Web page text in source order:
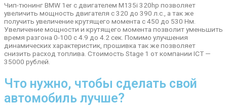
Чип-тюнинг BMW 1er с двигателем M135i 320hp позволяет
увеличить мощность двигателя с 320 до 390 л.с., а так же
получить увеличение крутящего момента с 450 до 530 Нм.
Увеличение мощности и крутящего момента позволит уменьшить
время разгона 0-100 с 4.9 до 4.2 сек. Помимо улучшения
динамических характеристик, прошивка так же позволяет
снизить расход топлива. Стоимость Stage 1 от компании ICT —
35000 рублей.
Что нужно, чтобы сделать свой
автомобиль лучше?